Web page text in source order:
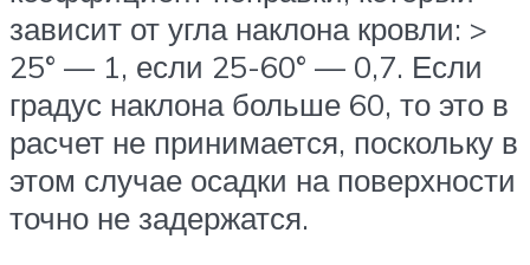
зависит от угла наклона кровли: >
25° — 1, если 25-60° — 0,7. Если
градус наклона больше 60, то это в
расчет не принимается, поскольку в
этом случае осадки на поверхности
точно не задержатся.